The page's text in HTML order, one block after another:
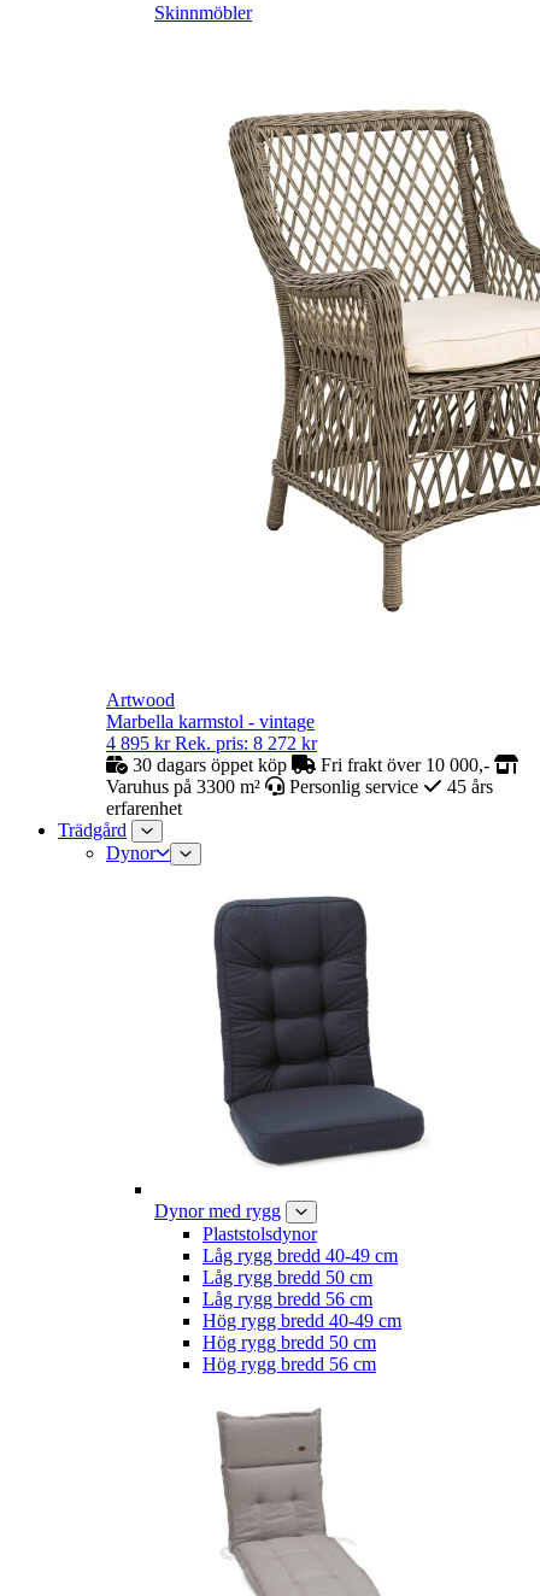
Skinnmöbler
Artwood
Marbella karmstol - vintage
4 895 kr Rek. pris: 8 272 kr
30 dagars öppet köp
Fri frakt över 10 000,-
Varuhus på 3300 m²
Personlig service
45 års
erfarenhet
Trädgård
Dynor
Dynor med rygg
Plaststolsdynor
Låg rygg bredd 40-49 cm
Låg rygg bredd 50 cm
Låg rygg bredd 56 cm
Hög rygg bredd 40-49 cm
Hög rygg bredd 50 cm
Hög rygg bredd 56 cm